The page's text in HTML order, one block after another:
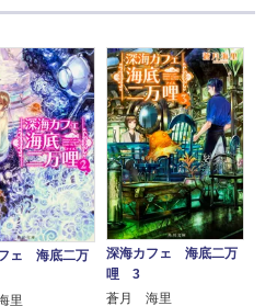
ェ 海底二万
里
深海カフェ 海底二万
哩 3
蒼月 海里